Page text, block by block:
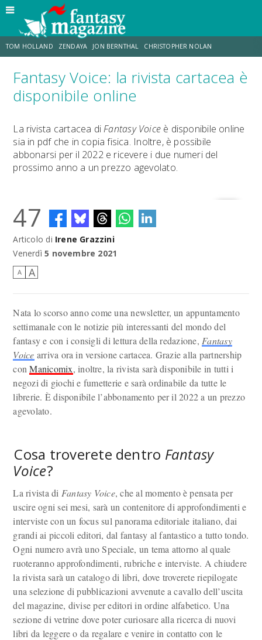
TOM HOLLAND ZENDAYA JON BERNTHAL CHRISTOPHER NOLAN
STRANIMONDI LUCCA COMICS & GAMES ODISSEA TRAMELL TILLMAN
Fantasy Voice: la rivista cartacea è
disponibile online
La rivista cartacea diFantasy Voiceè disponibile online
sia in pdf che in copia fisica. Inoltre, è possibile
abbonarsi per il 2022 e ricevere i due numeri del
prossimo anno a un prezzo agevolato.
47
Articolo di Irene Grazzini
Venerdì 5 novembre 2021
A A
Nata lo scorso anno come una newsletter, un appuntamento
settimanale con le notizie più interessanti del mondo del
fantasy e con i consigli di lettura della redazione, Fantasy
Voice arriva ora in versione cartacea. Grazie alla partnership
conManicomix, inoltre, la rivista sarà disponibile in tutti i
negozi di giochi e fumetterie e sarà ordinabile da tutte le
librerie. È disponibile l’abbonamento per il 2022 a un prezzo
agevolato.
Cosa troverete dentro Fantasy
Voice?
La rivista di Fantasy Voice, che al momento è pensata per
uscire ogni sei mesi, sarà un contenitore di approfondimenti e
interviste con un focus sul panorama editoriale italiano, dai
grandi ai piccoli editori, dal fantasy al fantastico a tutto tondo.
Ogni numero avrà uno Speciale, un tema attorno al quale
ruoteranno approfondimenti, rubriche e interviste. A chiudere
la rivista sarà un catalogo di libri, dove troverete riepilogate
una selezione di pubblicazioni avvenute a cavallo dell’uscita
del magazine, divise per editori in ordine alfabetico. Una
sezione di vetrine dove poter curiosare alla ricerca di nuovi
libri da leggere o da regalare e venire in contatto con le